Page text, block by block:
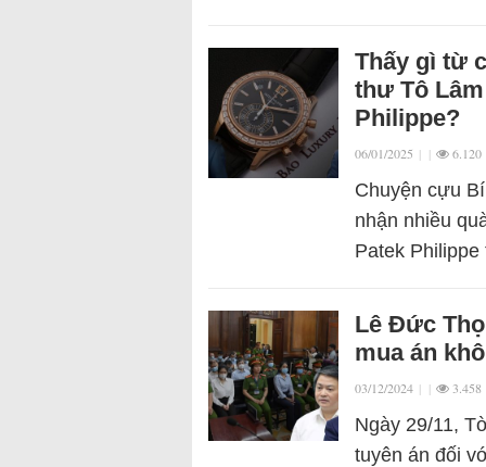
Thấy gì từ
thư Tô
Philippe?
06/01/2025 | | 6.120
Chuyện cựu
nhận nhiều
Patek
Lê Đức
mua án
03/12/2024 | | 3.458
Ngày 29/11,
tuyên án đối